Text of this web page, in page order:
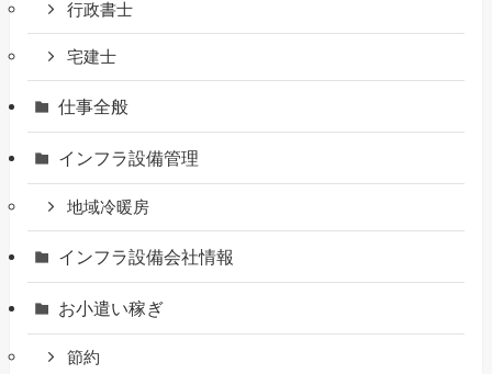
行政書士
宅建士
仕事全般
インフラ設備管理
地域冷暖房
インフラ設備会社情報
お小遣い稼ぎ
節約